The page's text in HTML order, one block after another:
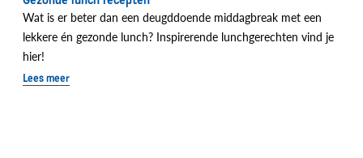
Wat is er beter dan een deugddoende middagbreak met een
lekkere én gezonde lunch? Inspirerende lunchgerechten vind je
hier!
Lees meer